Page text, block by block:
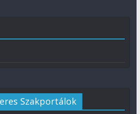
Szakportálok